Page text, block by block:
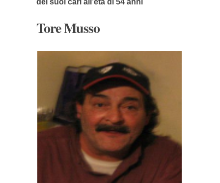
dei suoi cari all’età di 54 anni
Tore Musso